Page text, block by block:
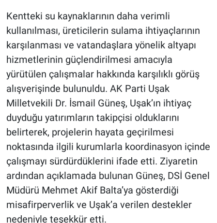
Kentteki su kaynaklarının daha verimli
kullanılması, üreticilerin sulama ihtiyaçlarının
karşılanması ve vatandaşlara yönelik altyapı
hizmetlerinin güçlendirilmesi amacıyla
yürütülen çalışmalar hakkında karşılıklı görüş
alışverişinde bulunuldu. AK Parti Uşak
Milletvekili Dr. İsmail Güneş, Uşak’ın ihtiyaç
duyduğu yatırımların takipçisi olduklarını
belirterek, projelerin hayata geçirilmesi
noktasında ilgili kurumlarla koordinasyon içinde
çalışmayı sürdürdüklerini ifade etti. Ziyaretin
ardından açıklamada bulunan Güneş, DSİ Genel
Müdürü Mehmet Akif Balta’ya gösterdiği
misafirperverlik ve Uşak’a verilen destekler
nedeniyle teşekkür etti.